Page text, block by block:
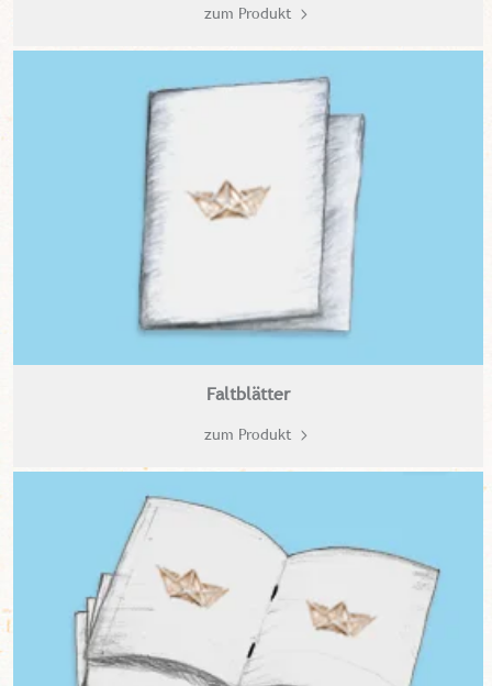
zum Produkt
Faltblätter
zum Produkt